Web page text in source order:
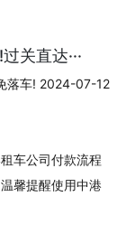
关直达···
落车! 2024-07-12
车公司付款流程
馨提醒使用中港